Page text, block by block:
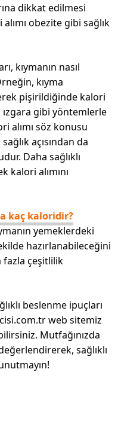
dikkat edilmesi
obezite gibi sağlık
kıymanın nasıl
kıyma
pişirildiğinde kalori
gibi yöntemlerle
alımı söz konusu
açısından da
Daha sağlıklı
kalori alımını
kaç kaloridir?
yemeklerdeki
hazırlanabileceğini
fazla çeşitlilik
beslenme ipuçları
web sitemiz
Mutfağınızda
sağlıklı